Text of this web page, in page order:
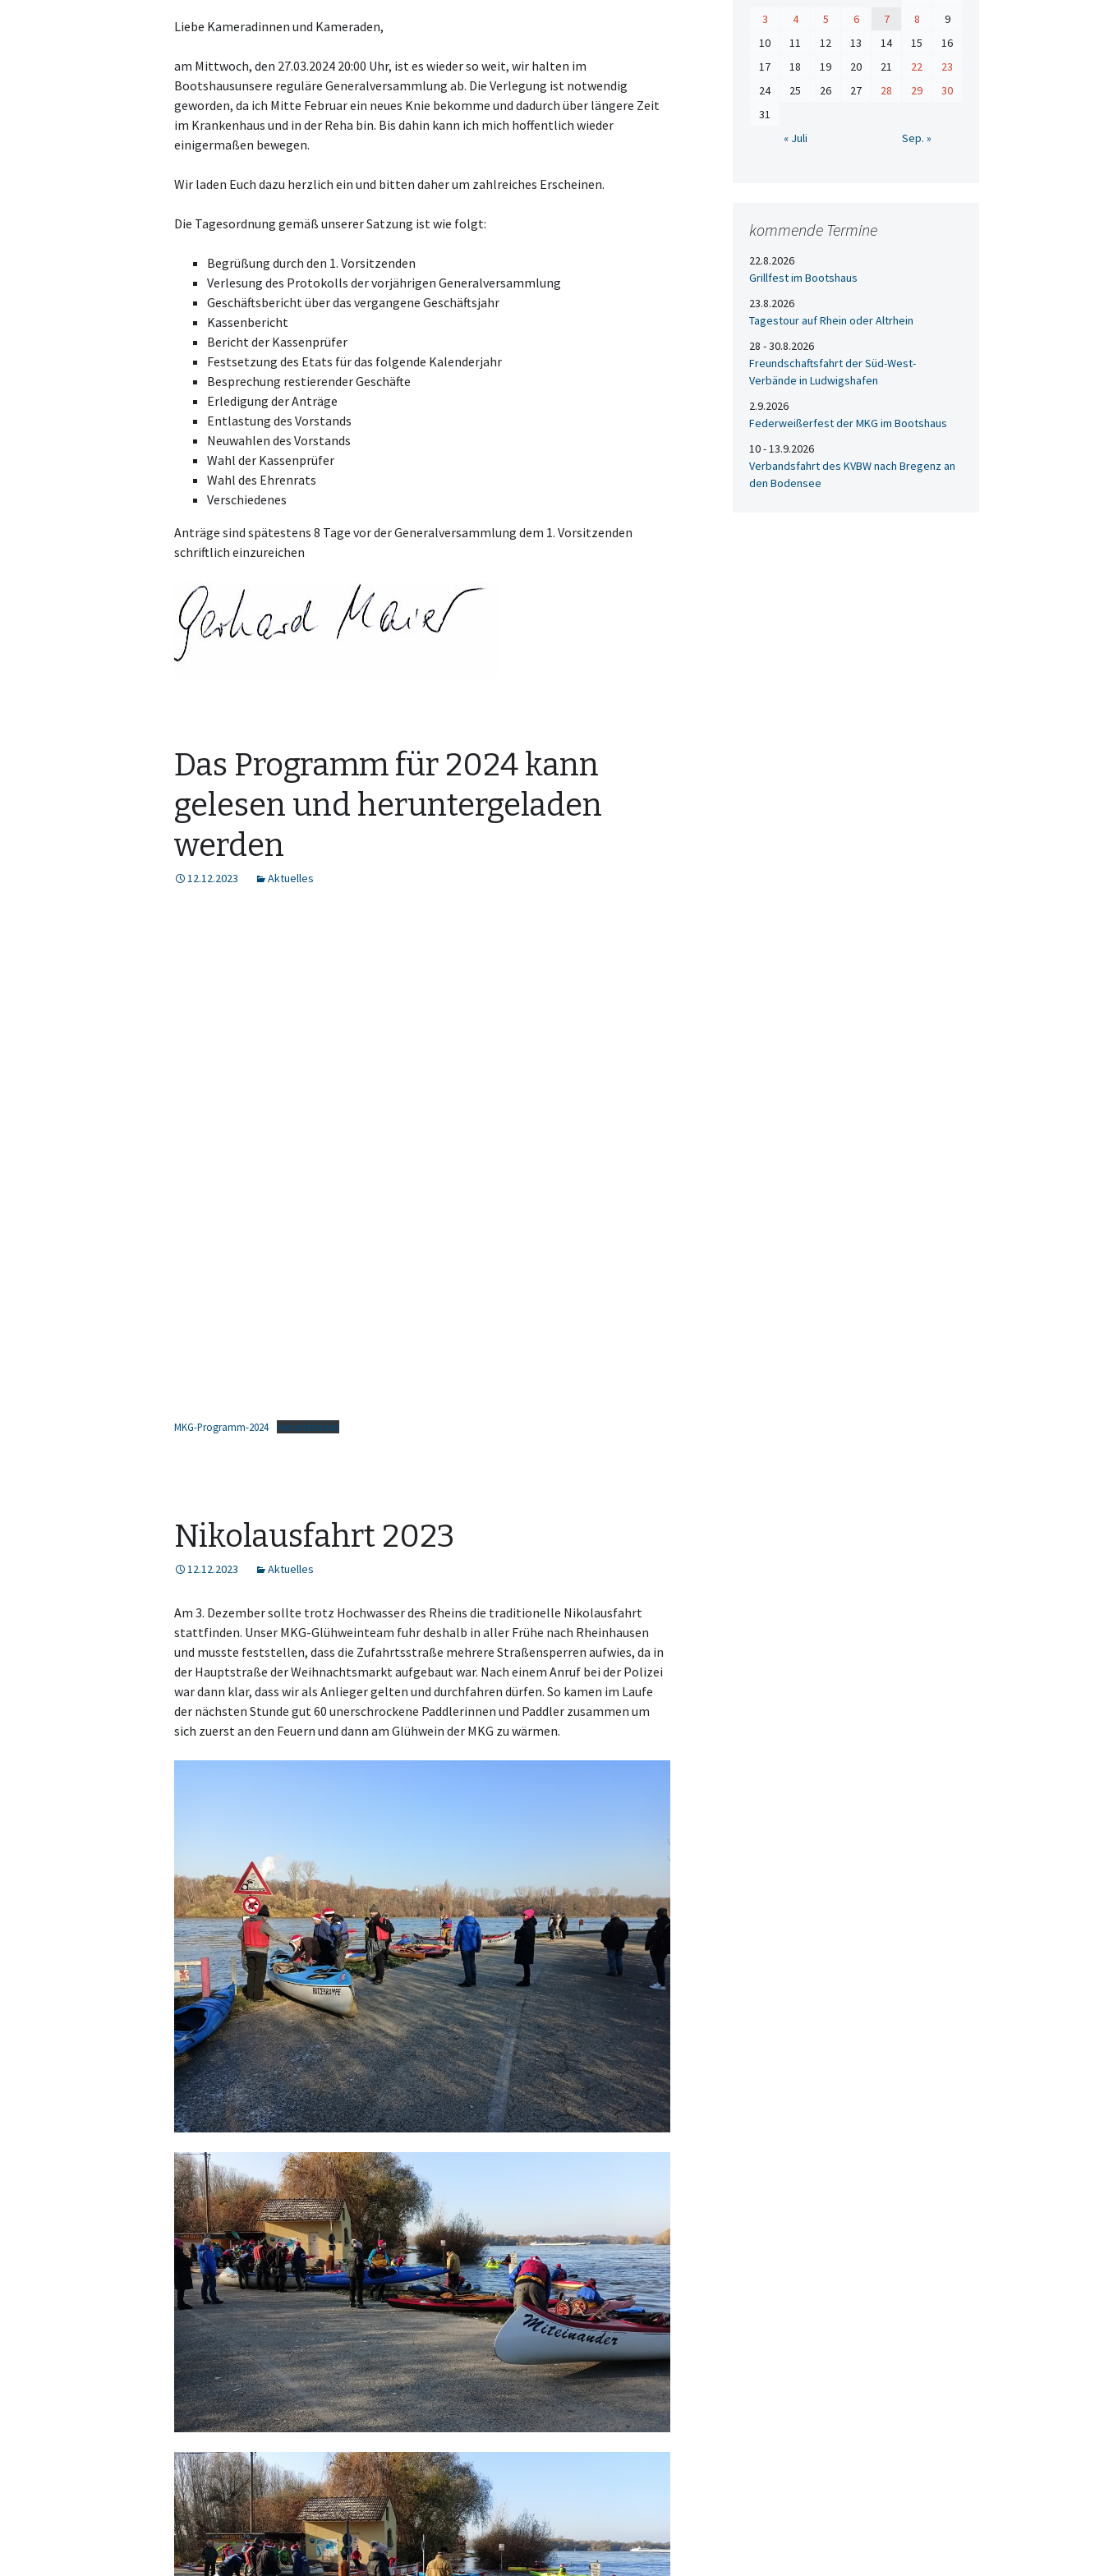
Liebe Kameradinnen und Kameraden,
am Mittwoch, den 27.03.2024 20:00 Uhr, ist es wieder so weit, wir halten im
Bootshausunsere reguläre Generalversammlung ab. Die Verlegung ist notwendig
geworden, da ich Mitte Februar ein neues Knie bekomme und dadurch über längere Zeit
im Krankenhaus und in der Reha bin. Bis dahin kann ich mich hoffentlich wieder
einigermaßen bewegen.
Wir laden Euch dazu herzlich ein und bitten daher um zahlreiches Erscheinen.
Die Tagesordnung gemäß unserer Satzung ist wie folgt:
Begrüßung durch den 1. Vorsitzenden
Verlesung des Protokolls der vorjährigen Generalversammlung
Geschäftsbericht über das vergangene Geschäftsjahr
Kassenbericht
Bericht der Kassenprüfer
Festsetzung des Etats für das folgende Kalenderjahr
Besprechung restierender Geschäfte
Erledigung der Anträge
Entlastung des Vorstands
Neuwahlen des Vorstands
Wahl der Kassenprüfer
Wahl des Ehrenrats
Verschiedenes
Anträge sind spätestens 8 Tage vor der Generalversammlung dem 1. Vorsitzenden
schriftlich einzureichen
Das Programm für 2024 kann
gelesen und heruntergeladen
werden
12.12.2023 Aktuelles
MKG-Programm-2024 Herunterladen
Nikolausfahrt 2023
12.12.2023 Aktuelles
Am 3. Dezember sollte trotz Hochwasser des Rheins die traditionelle Nikolausfahrt
stattfinden. Unser MKG-Glühweinteam fuhr deshalb in aller Frühe nach Rheinhausen
und musste feststellen, dass die Zufahrtsstraße mehrere Straßensperren aufwies, da in
der Hauptstraße der Weihnachtsmarkt aufgebaut war. Nach einem Anruf bei der Polizei
war dann klar, dass wir als Anlieger gelten und durchfahren dürfen. So kamen im Laufe
der nächsten Stunde gut 60 unerschrockene Paddlerinnen und Paddler zusammen um
sich zuerst an den Feuern und dann am Glühwein der MKG zu wärmen.
3
4 5 6 7 8
9
10
11 12 13 14 15
16
17
18 19 20 21 22
23
24
25 26 27 28 29
30
31
« Juli
Sep. »
kommende Termine
22.8.2026
Grillfest im Bootshaus
23.8.2026
Tagestour auf Rhein oder Altrhein
28 - 30.8.2026
Freundschaftsfahrt der Süd-West-
Verbände in Ludwigshafen
2.9.2026
Federweißerfest der MKG im Bootshaus
10 - 13.9.2026
Verbandsfahrt des KVBW nach Bregenz an
den Bodensee